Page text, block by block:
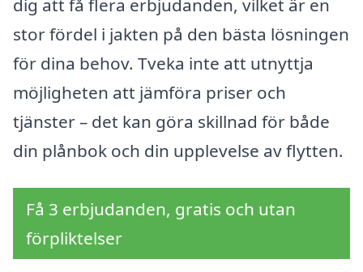
dig att få flera erbjudanden, vilket är en
stor fördel i jakten på den bästa lösningen
för dina behov. Tveka inte att utnyttja
möjligheten att jämföra priser och
tjänster – det kan göra skillnad för både
din plånbok och din upplevelse av flytten.
Få 3 erbjudanden, gratis och utan
förpliktelser